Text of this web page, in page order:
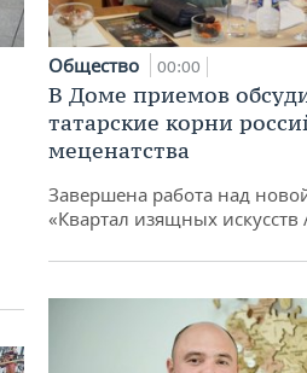
Общество 00:00
В Доме приемов
татарские корни
меценатства
Завершена работа над
«Квартал изящных искусств